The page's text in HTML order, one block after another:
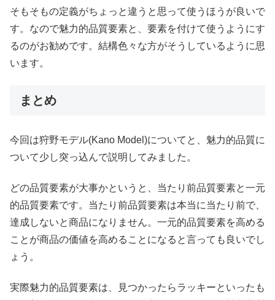
そもそもの定義がちょっと違うと思って使うほうが良いで
す。なので魅力的品質要素と、要素を付けて使うようにす
るのがお勧めです。結構色々な方がそうしているように思
います。
まとめ
今回は狩野モデル(Kano Model)についてと、魅力的品質に
ついて少し突っ込んで説明してみました。
どの品質要素が大事かというと、当たり前品質要素と一元
的品質要素です。当たり前品質要素は本当に当たり前で、
達成しないと商品になりません。一元的品質要素を高める
ことが商品の価値を高めることになると言っても良いでし
ょう。
実際魅力的品質要素は、見つかったらラッキーといったも